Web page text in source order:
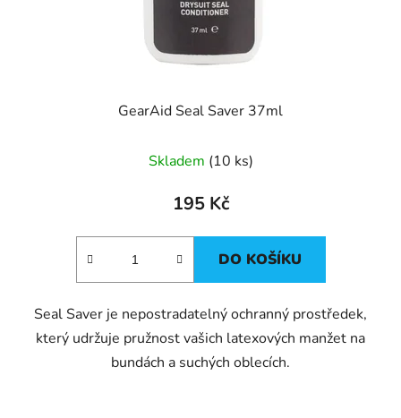
GearAid Seal Saver 37ml
Skladem (10 ks)
195 Kč
DO KOŠÍKU
Seal Saver je nepostradatelný ochranný prostředek,
který udržuje pružnost vašich latexových manžet na
bundách a suchých oblecích.